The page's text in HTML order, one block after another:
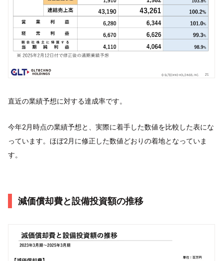
直近の業績予想に対する達成率です。
今年2月時点の業績予想と、実際に着手した数値を比較した表にな
っています。ほぼ2月に修正した数値どおりの着地となっていま
す。
減価償却費と設備投資額の推移